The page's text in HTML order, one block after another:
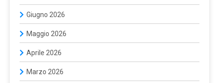
Giugno 2026
Maggio 2026
Aprile 2026
Marzo 2026